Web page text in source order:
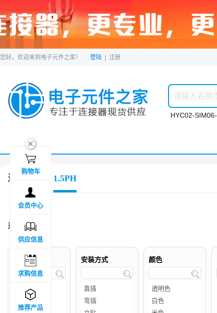
您好，欢迎来到电子元件之家！ 登陆 注册
HYC02-
连接器 1.5PH
过滤结果 :
品牌属地

安装方式

颜色

ဆ

购物车

会员中心

供应信息

求购信息

推荐产品